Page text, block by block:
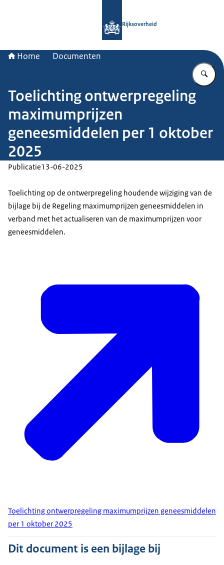
Rijksoverheid
Home Documenten
Toelichting ontwerpregeling
maximumprijzen
geneesmiddelen per 1 oktober
2025
Publicatie13-06-2025
Toelichting op de ontwerpregeling houdende wijziging van de
bijlage bij de Regeling maximumprijzen geneesmiddelen in
verband met het actualiseren van de maximumprijzen voor
geneesmiddelen.
Toelichting ontwerpregeling maximumprijzen geneesmiddelen
per 1 oktober 2025
Dit document is een bijlage bij